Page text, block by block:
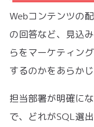
Webコンテンツの
の回答など、見込
らをマーケティン
するのかをあらか
担当部署が明確に
で、どれがSQL選